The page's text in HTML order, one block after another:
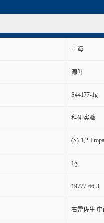
上海
源叶
S44177-1g
科研实验
(S)-1,2-
1g
19777-66-3
右雷佐生 中